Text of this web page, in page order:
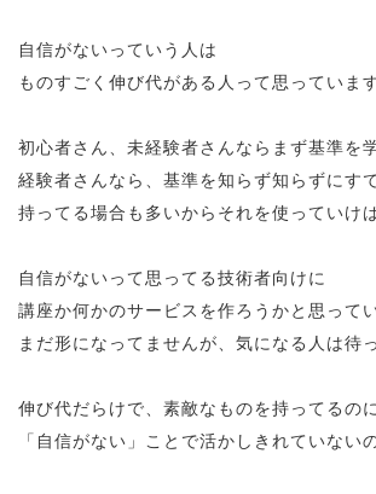
自信がないっていう人は
ものすごく伸び代がある人って思っています
初心者さん、未経験者さんならまず基準を
経験者さんなら、基準を知らず知らずにす
持ってる場合も多いからそれを使っていけ
自信がないって思ってる技術者向けに
講座か何かのサービスを作ろうかと思って
まだ形になってませんが、気になる人は待
伸び代だらけで、素敵なものを持ってるの
「自信がない」ことで活かしきれていない